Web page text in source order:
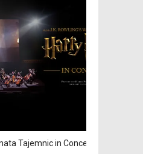
Tajemnic in Concert